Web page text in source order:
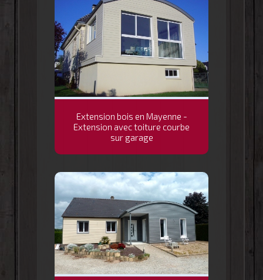
Extension bois en Mayenne -
Extension avec toiture courbe
sur garage